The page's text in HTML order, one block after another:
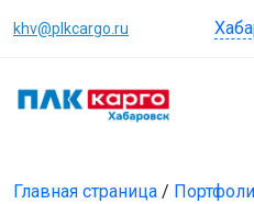
khv@plkcargo.ru
Главная страница /